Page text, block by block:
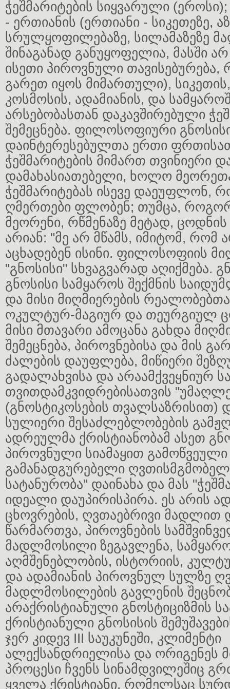
ჭეშმარიტების სიყვარული (ეროსი);
- ერთიანის (ერთიანი - სიკეთეზე,
სრულყოფილებაზე, სილამაზეზე
შინაგანად განუყოფელია, მასში
ისეთი პიროვნული თავისებურება,
გარეთ იყოს მიმართული),
კოსმოსის, ადამიანის, და
არსებობასთან დაკავშირებული
შემეცნება. ფილოსოფიური
დაინტერესებულთა ერთი
ჭეშმარიტების მიმართ თვინიერი
დამახასიათებელი, ხოლო
ჭეშმარიტებას ისევე დაეუფლონ,
ღმერთები ფლობენ; თუმცა,
მეორენი, რწმენაზე მეტად, ცოდნის
არიან: "მე არ მწამს, იმიტომ, რომ
აცხადებენ ისინი. ფილოსოფიის
"გნოსისი" სხვაგვარად აღიქმება.
გნოსისი სამყაროს შექმნის
და მისი მიღმიერების
ოკულტურ-მაგიურ და თეურგიულ
მისი მთავარი ამოცანა გახდა
შემეცნება, პიროვნებისა და მის
ძალების დაუფლება, მიწიერი
გადალახვისა და არაამქვეყნიურ
თვითდამკვიდრებისათვის
(გნოსტიკოსების თვალსაზრისით)
სულიერი შესაძლებლობების
ადრეულმა ქრისტიანობამ ასეთ
პიროვნული სიამაყით გამოწვეული
გამანადგურებელი
სატანურობა" დაინახა და მას
იდეალი დაუპირისპირა. ეს არის
ცხოვრების, ღვთაებრივი მადლით
წარმართვა, პიროვნების
მადლმოსილი ზეგავლენა,
აღმშენებლობის, ისტორიის,
და ადამიანის პიროვნულ სულზე
მადლმოსილების გავლენის
არაქრისტიანული გნოსტიციზმის
ქრისტიანული გნოსისის
ჯერ კიდევ III საუკუნეში, კლიმენტი
ალექსანდრიელისა და ორიგენეს
პროცესი ჩვენს სინამდვილეშიც
ყველა ქრისტიანი, რომელსაც